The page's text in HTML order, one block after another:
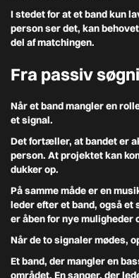
I stedet for at et band kun
person ser det, kan
del af matchingen.
Fra passiv
Når et band mangler en
et signal.
Det fortæller, at bandet er
person. At projektet kan
dukker op.
På samme måde er en
leder efter et band, også
er åben for nye
Når de to signaler mødes,
Et band, der mangler en
området. En sanger, der